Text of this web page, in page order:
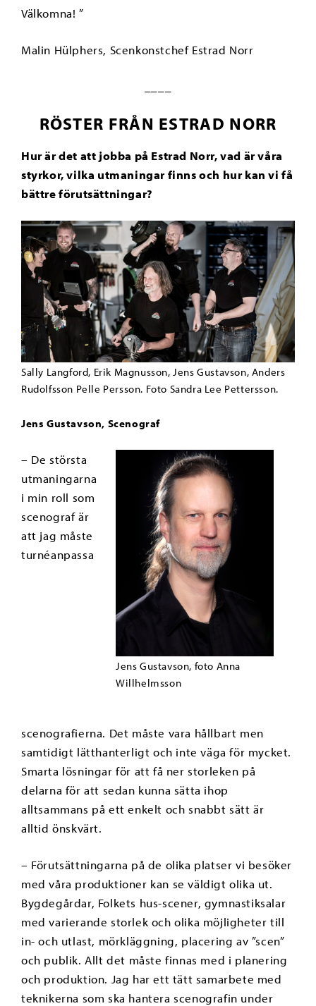
Välkomna! ”
Malin Hülphers, Scenkonstchef Estrad Norr
RÖSTER FRÅN ESTRAD NORR
Hur är det att jobba på Estrad Norr, vad är våra
styrkor, vilka utmaningar finns och hur kan vi få
bättre förutsättningar?
Sally Langford, Erik Magnusson, Jens Gustavson, Anders
Rudolfsson Pelle Persson. Foto Sandra Lee Pettersson.
Jens Gustavson, Scenograf
Jens Gustavson, foto Anna
Willhelmsson
– De största
utmaningarna
i min roll som
scenograf är
att jag måste
turnéanpassa
scenografierna. Det måste vara hållbart men
samtidigt lätthanterligt och inte väga för mycket.
Smarta lösningar för att få ner storleken på
delarna för att sedan kunna sätta ihop
alltsammans på ett enkelt och snabbt sätt är
alltid önskvärt.
– Förutsättningarna på de olika platser vi besöker
med våra produktioner kan se väldigt olika ut.
Bygdegårdar, Folkets hus-scener, gymnastiksalar
med varierande storlek och olika möjligheter till
in- och utlast, mörkläggning, placering av ”scen”
och publik. Allt det måste finnas med i planering
och produktion. Jag har ett tätt samarbete med
teknikerna som ska hantera scenografin under